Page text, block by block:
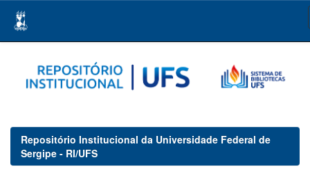
navigation
Repositório Institucional da Universidade Federal de
Sergipe - RI/UFS